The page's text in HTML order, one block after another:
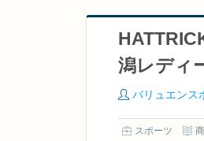
潟レディ
バリュエンス
スポーツ